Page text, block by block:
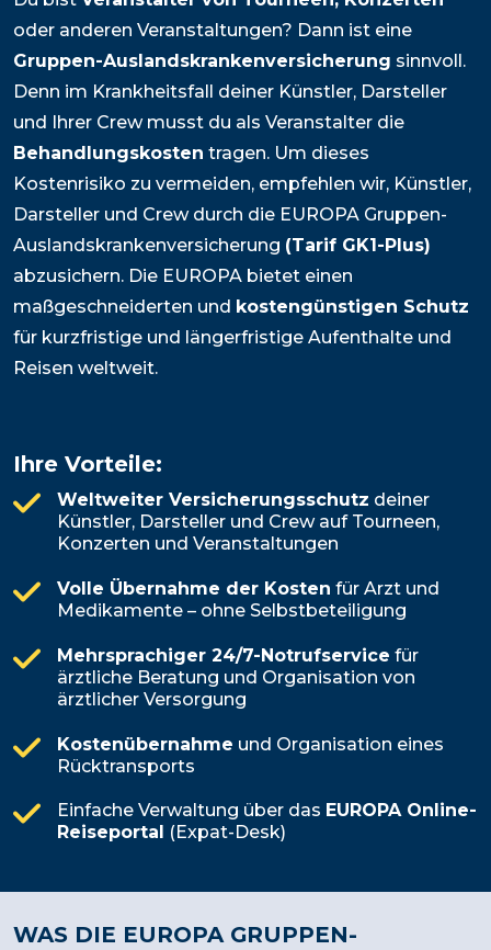
oder anderen Veranstaltungen? Dann ist eine
Gruppen-Auslandskrankenversicherung sinnvoll.
Denn im Krankheitsfall deiner Künstler, Darsteller
und Ihrer Crew musst du als Veranstalter die
Behandlungskosten tragen. Um dieses
Kostenrisiko zu vermeiden, empfehlen wir, Künstler,
Darsteller und Crew durch die EUROPA Gruppen-
Auslandskrankenversicherung (Tarif GK1-Plus)
abzusichern. Die EUROPA bietet einen
maßgeschneiderten und kostengünstigen Schutz
für kurzfristige und längerfristige Aufenthalte und
Reisen weltweit.
Ihre Vorteile:
Weltweiter Versicherungsschutz deiner
Künstler, Darsteller und Crew auf Tourneen,
Konzerten und Veranstaltungen
Volle Übernahme der Kosten für Arzt und
Medikamente – ohne Selbstbeteiligung
Mehrsprachiger 24/7-Notrufservice für
ärztliche Beratung und Organisation von
ärztlicher Versorgung
Kostenübernahme und Organisation eines
Rücktransports
Einfache Verwaltung über das EUROPA Online-
Reiseportal
(Expat-Desk)
WAS DIE EUROPA GRUPPEN-